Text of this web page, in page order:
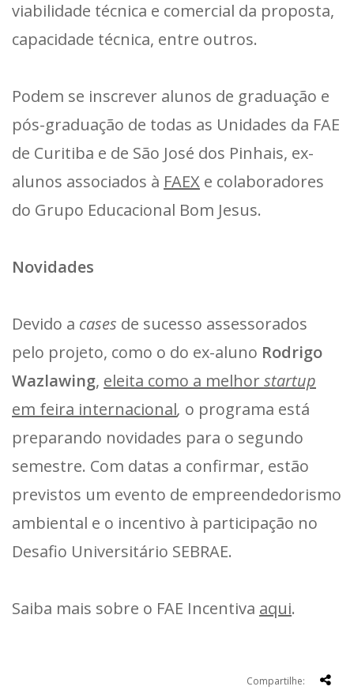
viabilidade técnica e comercial da proposta,
capacidade técnica, entre outros.
Podem se inscrever alunos de graduação e
pós-graduação de todas as Unidades da FAE
de Curitiba e de São José dos Pinhais, ex-
alunos associados à FAEX e colaboradores
do Grupo Educacional Bom Jesus.
Novidades
Devido a cases de sucesso assessorados
pelo projeto, como o do ex-aluno Rodrigo
Wazlawing, eleita como a melhor startup
em feira internacional, o programa está
preparando novidades para o segundo
semestre. Com datas a confirmar, estão
previstos um evento de empreendedorismo
ambiental e o incentivo à participação no
Desafio Universitário SEBRAE.
Saiba mais sobre o FAE Incentiva aqui.
Compartilhe: